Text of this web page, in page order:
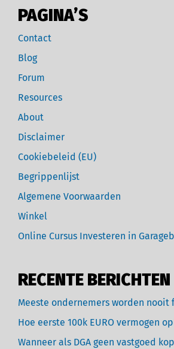
PAGINA’S
Contact
Blog
Forum
Resources
About
Disclaimer
Cookiebeleid (EU)
Begrippenlijst
Algemene Voorwaarden
Winkel
Online Cursus Investeren in
RECENTE BERICHTEN
Meeste ondernemers worden
Hoe eerste 100k EURO vermogen
Wanneer als DGA geen vastgoed